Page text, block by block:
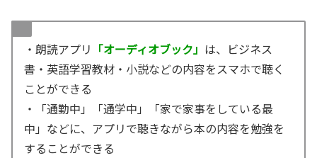
・朗読アプリ 「オーディオブック」 は、ビジネス
書・英語学習教材・小説などの内容をスマホで聴く
ことができる
・「通勤中」「通学中」「家で家事をしている最
中」などに、アプリで聴きながら本の内容を勉強を
することができる